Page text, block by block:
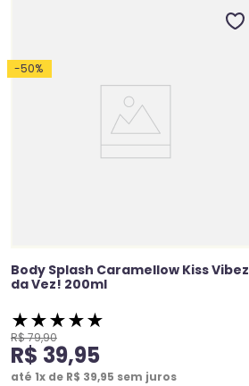
-50%
Body Splash Caramellow Kiss Vibez
da Vez! 200ml
★★★★★
R$79,90
R$ 39,95
até 1x de R$ 39,95 sem juros